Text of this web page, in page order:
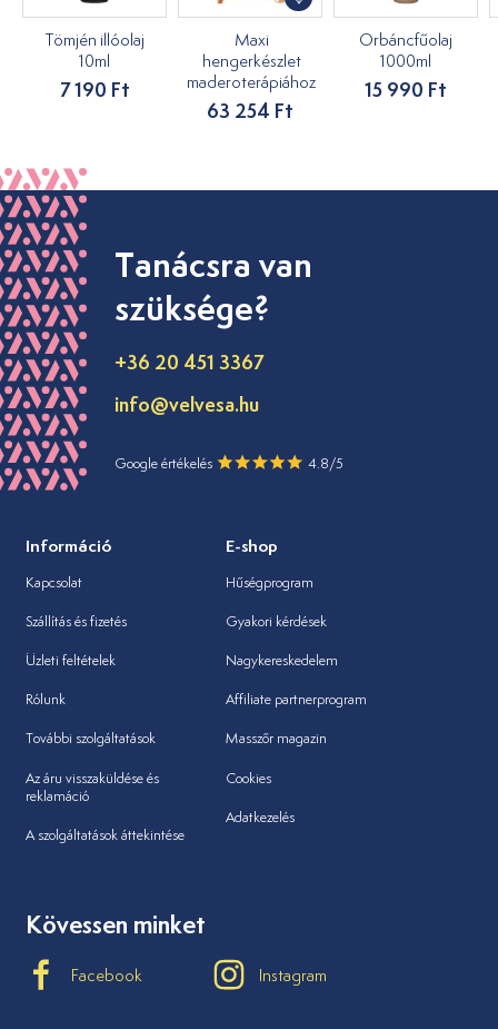
Tömjén illóolaj
10ml
7 190 Ft
Maxi
hengerkészlet
maderoterápiához
63 254 Ft
Orbáncfűolaj
1000ml
15 990 Ft
Tanácsra van
szüksége?
+36 20 451 3367
info@velvesa.hu
Google értékelés 4.8/5
Információ
Kapcsolat
Szállítás és fizetés
Üzleti feltételek
Rólunk
További szolgáltatások
Az áru visszaküldése és
reklamáció
A szolgáltatások áttekintése
E-shop
Hűségprogram
Gyakori kérdések
Nagykereskedelem
Affiliate partnerprogram
Masszőr magazin
Cookies
Adatkezelés
Kövessen minket
Facebook Instagram